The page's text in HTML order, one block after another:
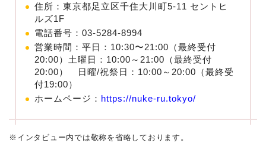
住所：東京都足立区千住大川町5-11 セントヒ
ルズ1F
電話番号：03-5284-8994
営業時間：平日：10:30〜21:00（最終受付
20:00）土曜日：10:00～21:00（最終受付
20:00） 日曜/祝祭日：10:00～20:00（最終受
付19:00）
ホームページ： https://nuke-ru.tokyo/
※インタビュー内では敬称を省略しております。